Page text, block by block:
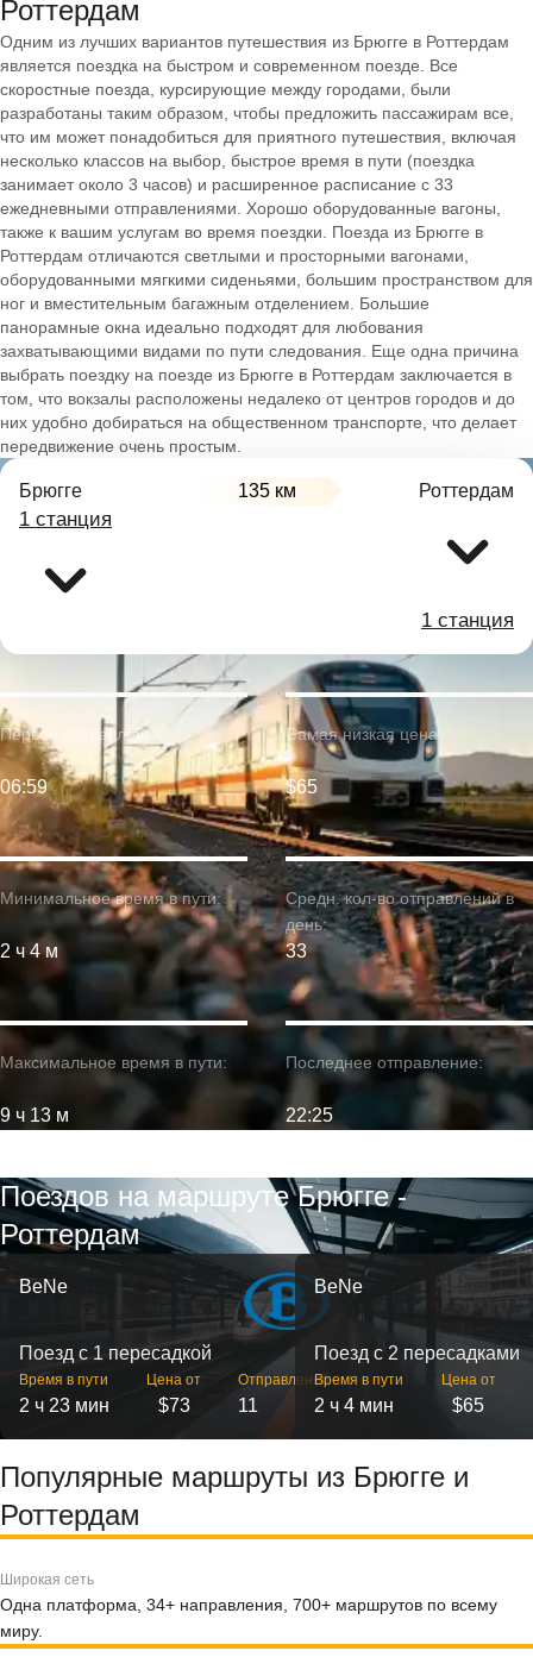
Роттердам
Одним из лучших вариантов путешествия из Брюгге в Роттердам
является поездка на быстром и современном поезде. Все
скоростные поезда, курсирующие между городами, были
разработаны таким образом, чтобы предложить пассажирам все,
что им может понадобиться для приятного путешествия, включая
несколько классов на выбор, быстрое время в пути (поездка
занимает около 3 часов) и расширенное расписание с 33
ежедневными отправлениями. Хорошо оборудованные вагоны,
также к вашим услугам во время поездки. Поезда из Брюгге в
Роттердам отличаются светлыми и просторными вагонами,
оборудованными мягкими сиденьями, большим пространством для
ног и вместительным багажным отделением. Большие
панорамные окна идеально подходят для любования
захватывающими видами по пути следования. Еще одна причина
выбрать поездку на поезде из Брюгге в Роттердам заключается в
том, что вокзалы расположены недалеко от центров городов и до
них удобно добираться на общественном транспорте, что делает
передвижение очень простым.
Брюгге 135 км Роттердам
1 станция
1 станция
Минимальное время в пути:
2 ч 4 м
Первое отправление:
06:59
Максимальное время в пути:
9 ч 13 м
Самая низкая цена:
$65
Средн. кол-во отправлений в
день:
33
Последнее отправление:
22:25
Поездов на маршруте Брюгге -
Роттердам
BeNe
Поезд с 1 пересадкой
Время в пути
2 ч 23 мин
Цена от
$73
Отправлений
11
BeNe
Поезд с 2 пересадками
Время в пути
2 ч 4 мин
Цена от
$65
Популярные маршруты из Брюгге и
Роттердам
Широкая сеть
Одна платформа, 34+ направления, 700+ маршрутов по всему
миру.